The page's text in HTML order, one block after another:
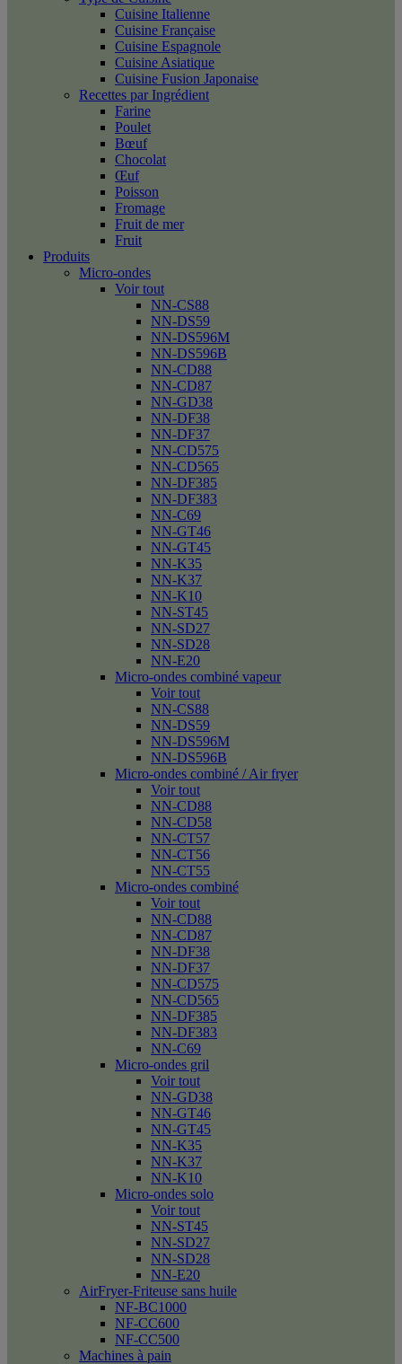
Cuisine Italienne
Cuisine Française
Cuisine Espagnole
Cuisine Asiatique
Cuisine Fusion Japonaise
Recettes par Ingrédient
Farine
Poulet
Bœuf
Chocolat
Œuf
Poisson
Fromage
Fruit de mer
Fruit
Produits
Micro-ondes
Voir tout
NN-CS88
NN-DS59
NN-DS596M
NN-DS596B
NN-CD88
NN-CD87
NN-GD38
NN-DF38
NN-DF37
NN-CD575
NN-CD565
NN-DF385
NN-DF383
NN-C69
NN-GT46
NN-GT45
NN-K35
NN-K37
NN-K10
NN-ST45
NN-SD27
NN-SD28
NN-E20
Micro-ondes combiné vapeur
Voir tout
NN-CS88
NN-DS59
NN-DS596M
NN-DS596B
Micro-ondes combiné / Air fryer
Voir tout
NN-CD88
NN-CD58
NN-CT57
NN-CT56
NN-CT55
Micro-ondes combiné
Voir tout
NN-CD88
NN-CD87
NN-DF38
NN-DF37
NN-CD575
NN-CD565
NN-DF385
NN-DF383
NN-C69
Micro-ondes gril
Voir tout
NN-GD38
NN-GT46
NN-GT45
NN-K35
NN-K37
NN-K10
Micro-ondes solo
Voir tout
NN-ST45
NN-SD27
NN-SD28
NN-E20
AirFryer-Friteuse sans huile
NF-BC1000
NF-CC600
NF-CC500
Machines à pain